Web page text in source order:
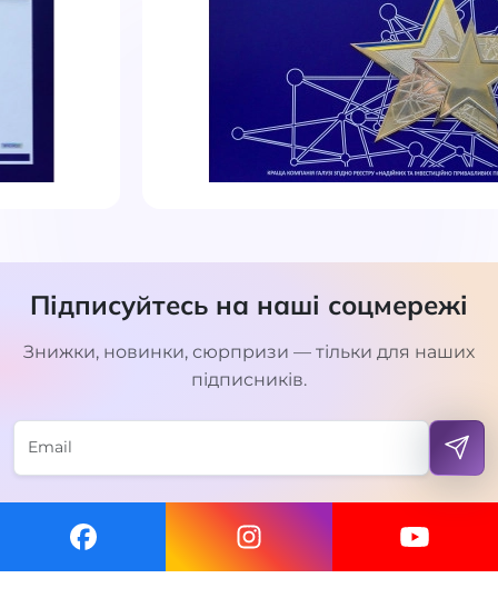
Підписуйтесь на наші соцмережі
Знижки, новинки, сюрпризи — тільки для наших
підписників.